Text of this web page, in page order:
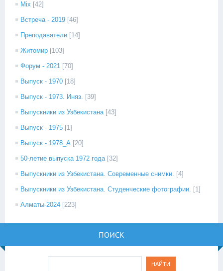
Mix [42]
Встреча - 2019 [46]
Преподаватели [14]
Житомир [103]
Форум - 2021 [70]
Выпуск - 1970 [18]
Выпуск - 1973. Иняз. [39]
Выпускники из Узбекистана [43]
Выпуск - 1975 [1]
Выпуск - 1978_А [20]
50-летие выпуска 1972 года [32]
Выпускники из Узбекистана. Современные снимки. [4]
Выпускники из Узбекистана. Студенческие фотографии. [1]
Алматы-2024 [223]
ПОИСК